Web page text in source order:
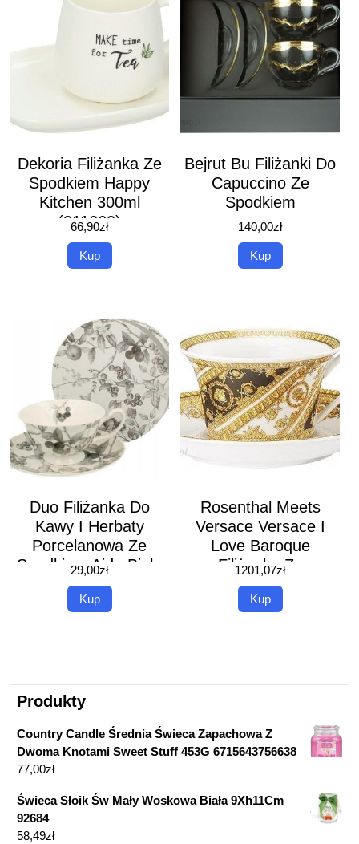
Dekoria Filiżanka Ze
Spodkiem Happy
Kitchen 300ml
(811660)
66,90zł
Kup
Bejrut Bu Filiżanki Do
Capuccino Ze
Spodkiem
140,00zł
Kup
Duo Filiżanka Do
Kawy I Herbaty
Porcelanowa Ze
Spodkiem Aida Biała
200Ml
29,00zł
Kup
Rosenthal Meets
Versace Versace I
Love Baroque
Filiżanka Ze
Spodkiem
1201,07zł
Kup
Produkty
Country Candle Średnia Świeca Zapachowa Z
Dwoma Knotami Sweet Stuff 453G 6715643756638
77,00zł
Świeca Słoik Św Mały Woskowa Biała 9Xh11Cm
92684
58,49zł